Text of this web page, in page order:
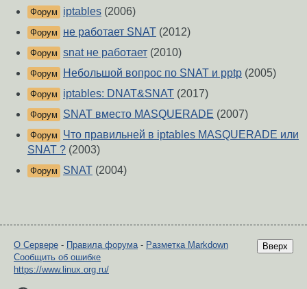
Форум iptables (2006)
Форум не работает SNAT (2012)
Форум snat не работает (2010)
Форум Небольшой вопрос по SNAT и pptp (2005)
Форум iptables: DNAT&SNAT (2017)
Форум SNAT вместо MASQUERADE (2007)
Форум
Что правильней в iptables MASQUERADE или
SNAT ? (2003)
Форум SNAT (2004)
Вверх
О Сервере - Правила форума- Разметка Markdown
Сообщить об ошибке
https://www.linux.org.ru/